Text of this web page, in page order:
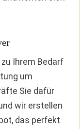
Ihrem Bedarf
um
Sie dafür
wir erstellen
das perfekt